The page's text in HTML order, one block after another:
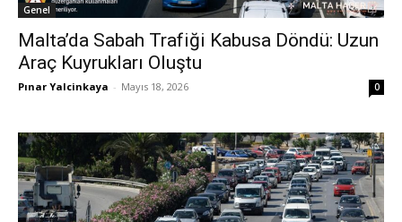
Genel
Malta’da Sabah Trafiği Kabusa Döndü: Uzun
Araç Kuyrukları Oluştu
Pınar Yalcinkaya - Mayıs 18, 2026 0